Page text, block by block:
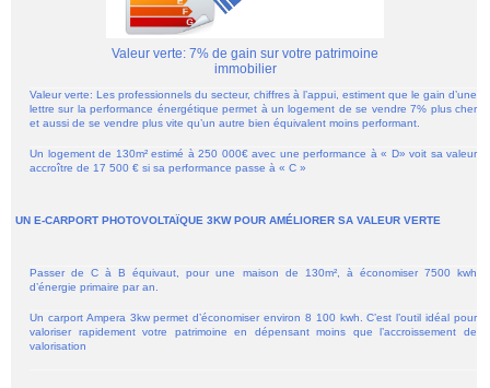
Valeur verte: 7% de gain sur votre patrimoine
immobilier
Valeur verte: Les professionnels du secteur, chiffres à l’appui, estiment que le gain d’une
lettre sur la performance énergétique permet à un logement de se vendre 7% plus cher
et aussi de se vendre plus vite qu’un autre bien équivalent moins performant.
Un logement de 130m² estimé à 250 000€ avec une performance à « D» voit sa valeur
accroître de 17 500 € si sa performance passe à « C »
UN E-CARPORT PHOTOVOLTAÏQUE 3KW POUR AMÉLIORER SA VALEUR VERTE
Passer de C à B équivaut, pour une maison de 130m², à économiser 7500 kwh
d’énergie primaire par an.
Un carport Ampera 3kw permet d’économiser environ 8 100 kwh. C’est l’outil idéal pour
valoriser rapidement votre patrimoine en dépensant moins que l’accroissement de
valorisation